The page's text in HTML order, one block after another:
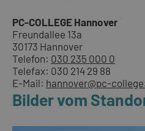
PC-COLLEGE Hannover
Freundallee 13a
30173 Hannover
Telefon: 030 235 000 0
Telefax: 030 214 29 88
E-Mail: hannover@pc-
Bilder vom